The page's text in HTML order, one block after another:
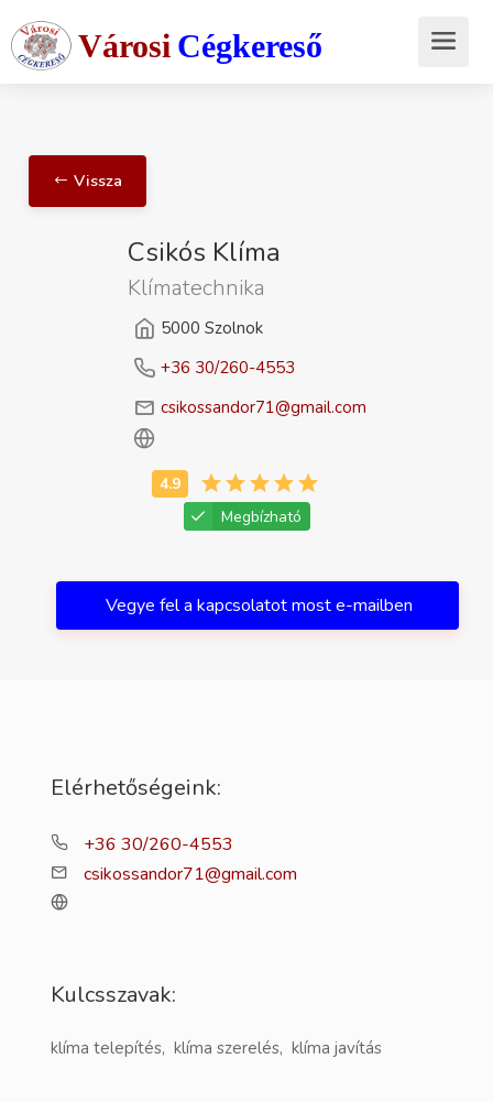
Városi Cégkereső
Vissza
Csikós Klíma
Klímatechnika
5000 Szolnok
+36 30/260-4553
csikossandor71@gmail.com
Megbízható
Vegye fel a kapcsolatot most e-mailben
Elérhetőségeink:
+36 30/260-4553
csikossandor71@gmail.com
Kulcsszavak:
klíma telepítés, klíma szerelés, klíma javítás